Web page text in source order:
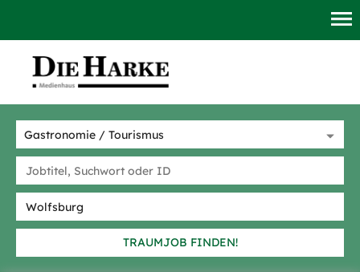
TRAUMJOB FINDEN!